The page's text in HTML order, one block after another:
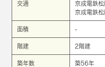
交通
京成電鉄松
京成電鉄松
面積 -
階建 2階建
築年数 築56年